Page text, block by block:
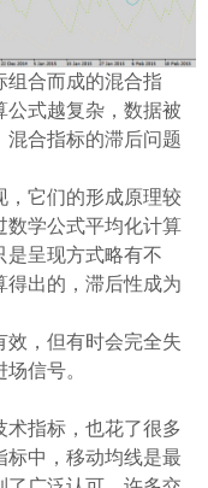
合而成的混合指
式越复杂，数据被
合指标的滞后问题
它们的形成原理较
数学公式平均化计算
呈现方式略有不
出的，滞后性成为
，但有时会完全失
信号。
指标，也花了很多
中，移动均线是最